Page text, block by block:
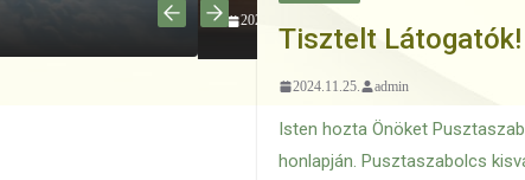
testülete 2026.
jegyzőkönyve
Tisztelt Látogatók!
2024.11.25. admin
Isten hozta Önöket
honlapján. Pusztaszabolcs